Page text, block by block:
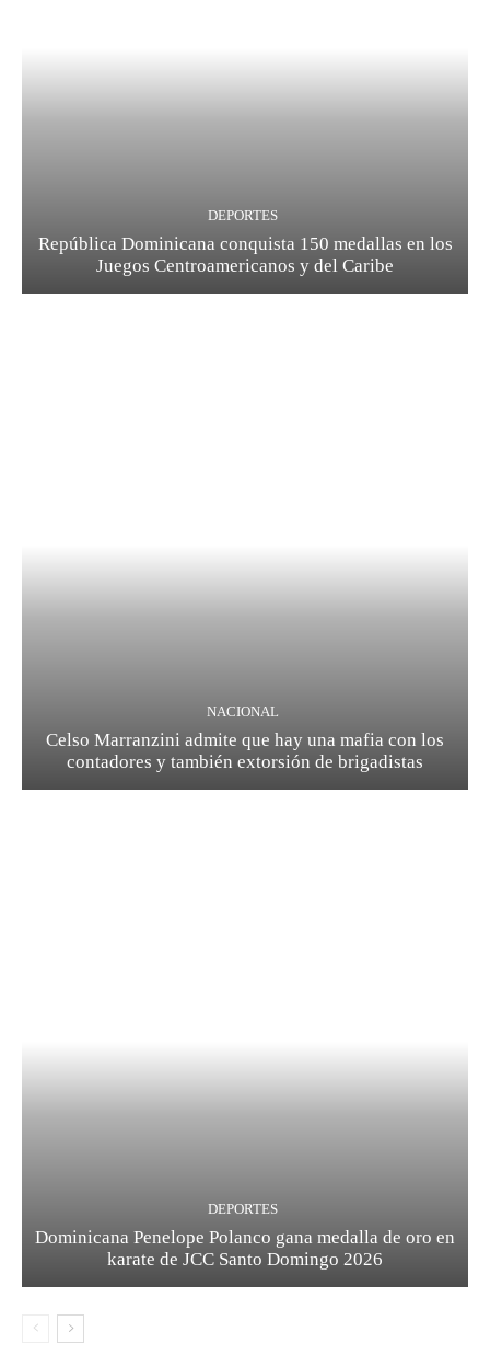
DEPORTES
República Dominicana conquista 150 medallas en los
Juegos Centroamericanos y del Caribe
NACIONAL
Celso Marranzini admite que hay una mafia con los
contadores y también extorsión de brigadistas
DEPORTES
Dominicana Penelope Polanco gana medalla de oro en
karate de JCC Santo Domingo 2026